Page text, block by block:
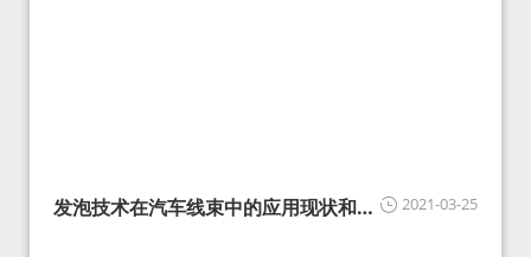
2021-03-25
发泡技术在汽车线束中的应用现状和展